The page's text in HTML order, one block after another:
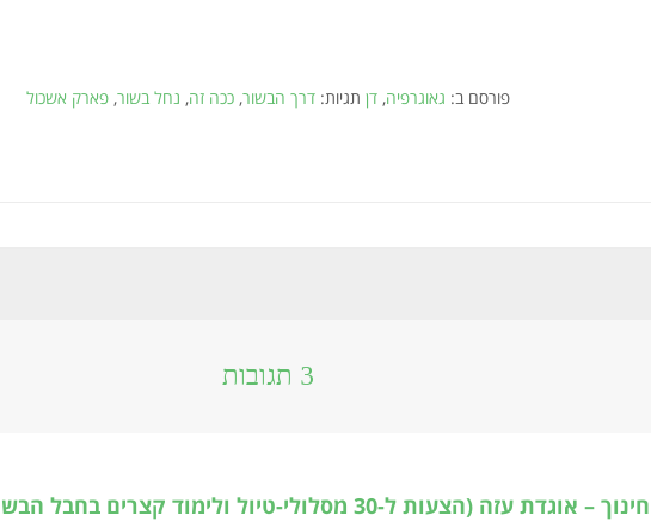
פורסם ב: גאוגרפיה,דן תגיות:דרך הבשור,ככה זה, נחל בשור,פארק אשכול
3 תגובות
חינוך – אוגדת עזה (הצעות ל-30 מסלולי-טיול ולימוד קצרים